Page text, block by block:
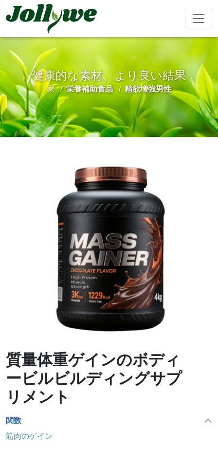
便秘緩和 減量食事
免疫力を高
精欲増強男
性
睡眠サプリ
成長期サプ
リ
錠剤 カプセル 粉末飲料
健康的な素材、より良い結果
家 栄養補助食品 精欲増強男性
質量体重ゲインのボディ
ービルビルディングサプ
リメント
関数
筋肉のゲイン